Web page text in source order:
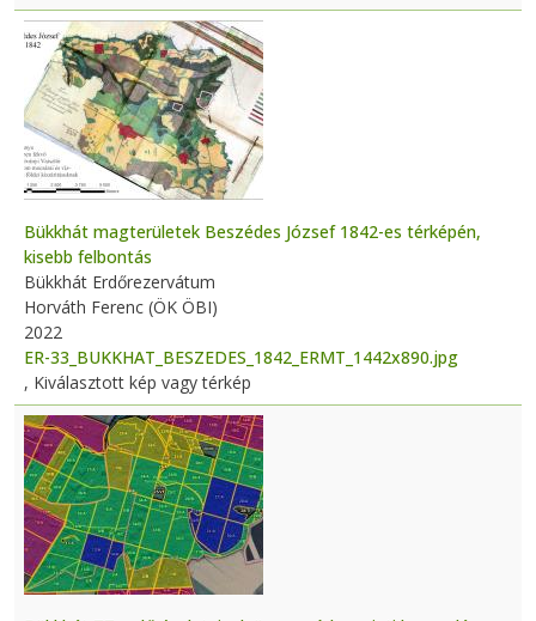
Bükkhát magterületek Beszédes József 1842-es térképén,
kisebb felbontás
Bükkhát Erdőrezervátum
Horváth Ferenc (ÖK ÖBI)
2022
ER-33_BUKKHAT_BESZEDES_1842_ERMT_1442x890.jpg
, Kiválasztott kép vagy térkép